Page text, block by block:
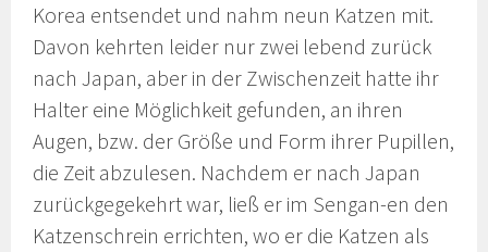
Korea entsendet und nahm neun Katzen mit.
Davon kehrten leider nur zwei lebend zurück
nach Japan, aber in der Zwischenzeit hatte ihr
Halter eine Möglichkeit gefunden, an ihren
Augen, bzw. der Größe und Form ihrer Pupillen,
die Zeit abzulesen. Nachdem er nach Japan
zurückgegekehrt war, ließ er im Sengan-en den
Katzenschrein errichten, wo er die Katzen als